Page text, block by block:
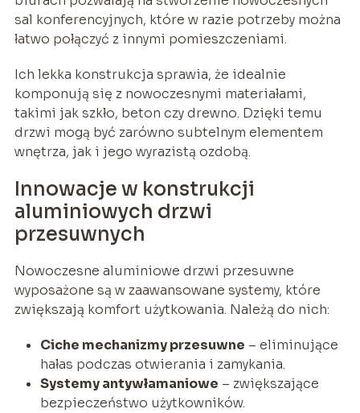
sal konferencyjnych, które w razie potrzeby można
łatwo połączyć z innymi pomieszczeniami.
Ich lekka konstrukcja sprawia, że idealnie
komponują się z nowoczesnymi materiałami,
takimi jak szkło, beton czy drewno. Dzięki temu
drzwi mogą być zarówno subtelnym elementem
wnętrza, jak i jego wyrazistą ozdobą.
Innowacje w konstrukcji
aluminiowych drzwi
przesuwnych
Nowoczesne aluminiowe drzwi przesuwne
wyposażone są w zaawansowane systemy, które
zwiększają komfort użytkowania. Należą do nich:
Ciche mechanizmy przesuwne – eliminujące
hałas podczas otwierania i zamykania.
Systemy antywłamaniowe – zwiększające
bezpieczeństwo użytkowników.